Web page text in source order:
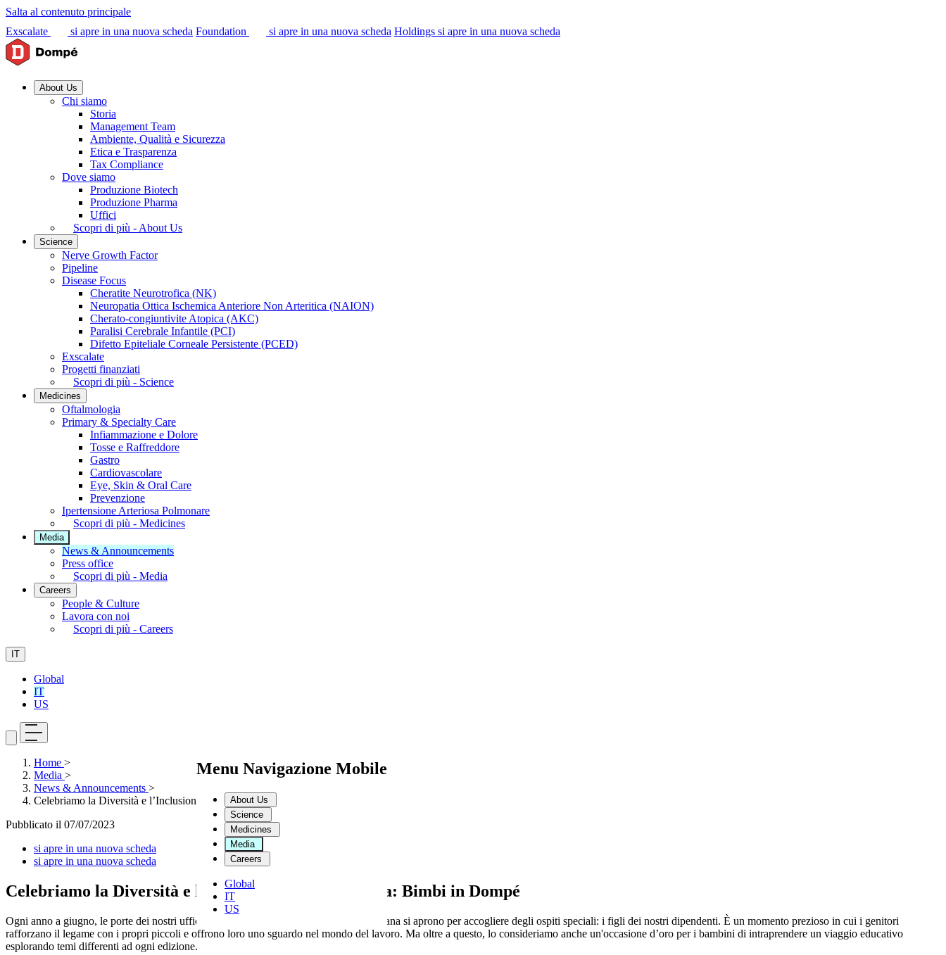
Salta al contenuto principale
Exscalate
si apre in una nuova scheda Foundation si apre in una nuova scheda Holdings si apre in una nuova scheda
About Us
Chi siamo
Storia
Management Team
Ambiente, Qualità e Sicurezza
Etica e Trasparenza
Tax Compliance
Dove siamo
Produzione Biotech
Produzione Pharma
Uffici
Scopri di più - About Us
Science
Nerve Growth Factor
Pipeline
Disease Focus
Cheratite Neurotrofica (NK)
Neuropatia Ottica Ischemica Anteriore Non Arteritica (NAION)
Cherato-congiuntivite Atopica (AKC)
Paralisi Cerebrale Infantile (PCI)
Difetto Epiteliale Corneale Persistente (PCED)
Exscalate
Progetti finanziati
Scopri di più - Science
Medicines
Oftalmologia
Primary & Specialty Care
Infiammazione e Dolore
Tosse e Raffreddore
Gastro
Cardiovascolare
Eye, Skin & Oral Care
Prevenzione
Ipertensione Arteriosa Polmonare
Scopri di più - Medicines
Media
News & Announcements
Press office
Scopri di più - Media
Careers
People & Culture
Lavora con noi
Scopri di più - Careers
IT
Global
IT
US
Menu Navigazione Mobile
About Us
Science
Medicines
Media
Careers
Global
IT
US
Home >
Media >
News & Announcements >
Celebriamo la Diversità e l’Inclusione con la giornata: Bimbi in Dompé
Pubblicato il 07/07/2023
si apre in una nuova scheda
si apre in una nuova scheda
Celebriamo la Diversità e l’Inclusione con la giornata: Bimbi in Dompé
Ogni anno a giugno, le porte dei nostri uffici Dompé a Milano, L'Aquila, Napoli e Tirana si aprono per accogliere degli ospiti speciali: i figli dei nostri dipendenti. È un momento prezioso in cui i genitori
rafforzano il legame con i propri piccoli e offrono loro uno sguardo nel mondo del lavoro. Ma oltre a questo, lo consideriamo anche un'occasione d’oro per i bambini di intraprendere un viaggio educativo
esplorando temi differenti ad ogni edizione.